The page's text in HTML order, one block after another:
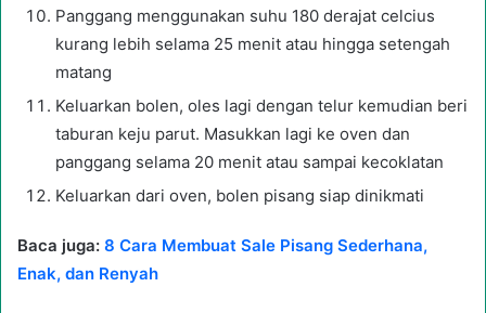
Panggang menggunakan suhu 180 derajat celcius
kurang lebih selama 25 menit atau hingga setengah
matang
Keluarkan bolen, oles lagi dengan telur kemudian beri
taburan keju parut. Masukkan lagi ke oven dan
panggang selama 20 menit atau sampai kecoklatan
Keluarkan dari oven, bolen pisang siap dinikmati
Baca juga: 8 Cara Membuat Sale Pisang Sederhana,
Enak, dan Renyah